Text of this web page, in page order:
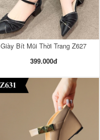
Giày Bít Mũi Thời Trang Z627
399.000đ